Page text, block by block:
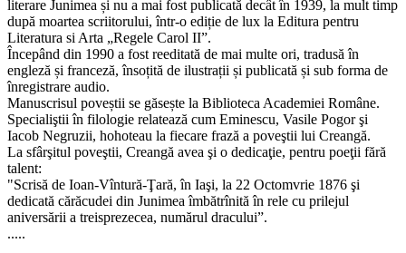
literare Junimea și nu a mai fost publicată decât în 1939, la mult timp
după moartea scriitorului, într-o ediție de lux la Editura pentru
Literatura si Arta „Regele Carol II”.
Începând din 1990 a fost reeditată de mai multe ori, tradusă în
engleză și franceză, însoțită de ilustrații și publicată și sub forma de
înregistrare audio.
Manuscrisul poveștii se găsește la Biblioteca Academiei Române.
Specialiştii în filologie relatează cum Eminescu, Vasile Pogor şi
Iacob Negruzii, hohoteau la fiecare frază a poveştii lui Creangă.
La sfârşitul poveştii, Creangă avea şi o dedicaţie, pentru poeţii fără
talent:
"Scrisă de Ioan-Vîntură-Ţară, în Iaşi, la 22 Octomvrie 1876 şi
dedicată cărăcudei din Junimea îmbătrînită în rele cu prilejul
aniversării a treisprezecea, numărul dracului”.
.....